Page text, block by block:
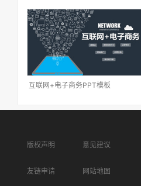
互联网+电子商务PPT模板
版权声明 意见建议
友链申请 网站地图